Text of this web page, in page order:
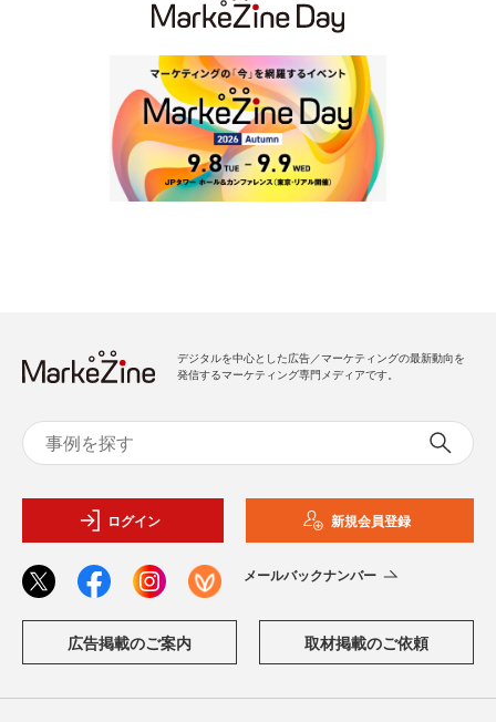
デジタルを中心とした広告／マーケティングの最新動向を
発信するマーケティング専門メディアです。
ログイン 新規会員登録
メールバックナンバー
広告掲載のご案内 取材掲載のご依頼